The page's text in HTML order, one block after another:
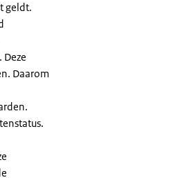
geldt.
Daarom